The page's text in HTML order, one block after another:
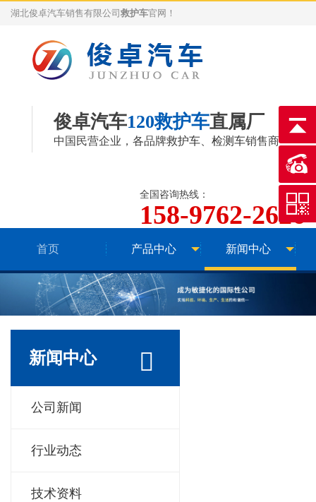
湖北俊卓汽车销售有限公司 救护车官网！
俊卓汽车120救护车直属厂
中国民营企业，各品牌救护车 检测车销售商
全国咨询热线：
158-9762-2626
首页 产品中心 新闻中心
新闻中心
公司新闻
行业动态
技术资料